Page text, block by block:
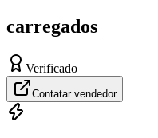
carregados
Verificado
Contatar vendedor